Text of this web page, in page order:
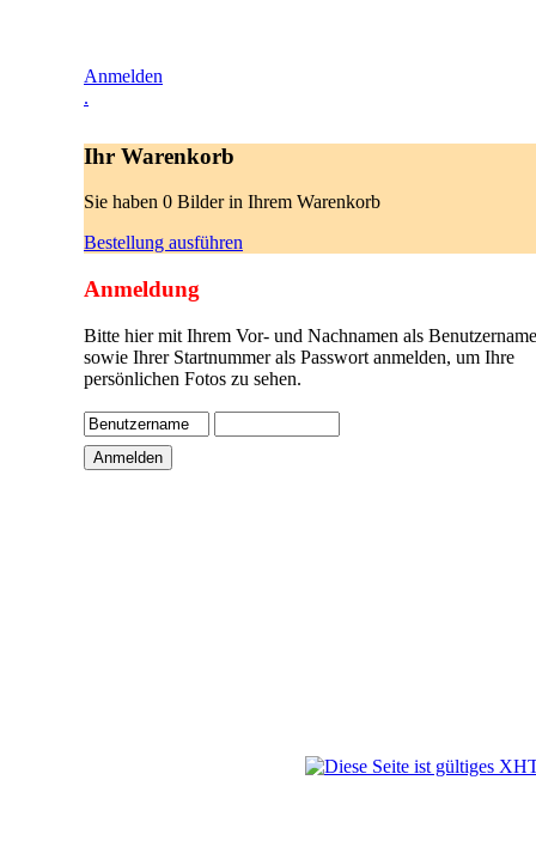
Anmelden
.
Ihr Warenkorb
Sie haben 0 Bilder in Ihrem Warenkorb
Bestellung ausführen
Anmeldung
Bitte hier mit Ihrem Vor- und Nachnamen als
sowie Ihrer Startnummer als Passwort anmelden, um Ihre
persönlichen Fotos zu sehen.